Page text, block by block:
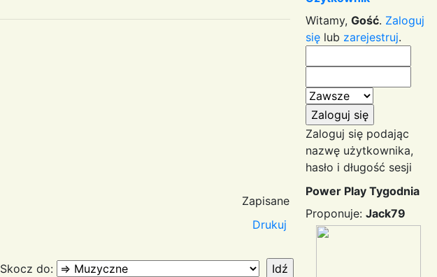
Zapisane
Drukuj
Skocz do:
Witamy, Gość. Zaloguj
się lub zarejestruj.
Zaloguj się podając
nazwę użytkownika,
hasło i długość sesji
Power Play Tygodnia
Proponuje: Jack79